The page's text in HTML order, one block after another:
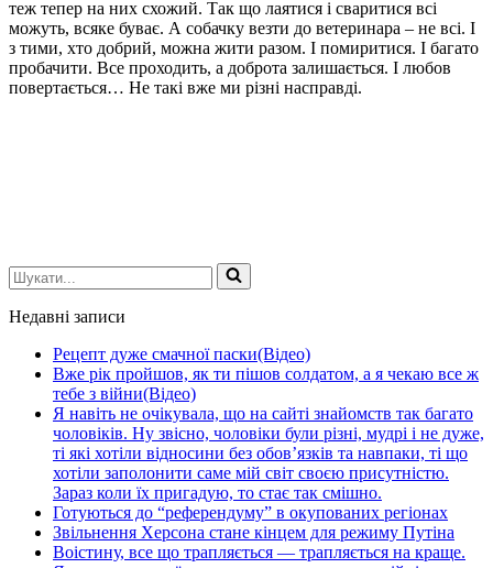
теж тепер на них схожий. Так що лаятися і сваритися всі
можуть, всяке буває. А собачку везти до ветеринара – не всі. І
з тими, хто добрий, можна жити разом. І помиритися. І багато
пробачити. Все проходить, а доброта залишається. І любов
повертається… Не такі вже ми різні насправді.
Шукати...
Недавні записи
Рецепт дуже смачної паски(Відео)
Вже рік пройшов, як ти пішов солдатом, а я чекаю все ж
тебе з війни(Відео)
Я навіть не очікувала, що на сайті знайомств так багато
чоловіків. Ну звісно, чоловіки були різні, мудрі і не дуже,
ті які хотіли відносини без обов’язків та навпаки, ті що
хотіли заполонити саме мій світ своєю присутністю.
Зараз коли їх пригадую, то стає так смішно.
Готуються до “референдуму” в окупованих регіонах
Звільнення Херсона стане кінцем для режиму Путіна
Воістину, все що трапляється — трапляється на краще.